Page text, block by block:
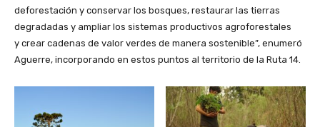
deforestación y conservar los bosques, restaurar las tierras
degradadas y ampliar los sistemas productivos agroforestales
y crear cadenas de valor verdes de manera sostenible”, enumeró
Aguerre, incorporando en estos puntos al territorio de la Ruta 14.